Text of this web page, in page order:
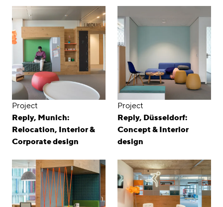
Project
Reply, Munich:
Relocation, Interior &
Corporate design
Project
Reply, Düsseldorf:
Concept & Interior
design